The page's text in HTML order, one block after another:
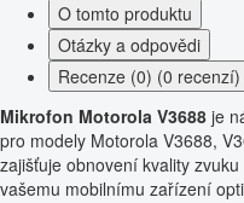
O tomto produktu
Otázky a odpovědi
Recenze (0) (0 recenzí)
Mikrofon Motorola V3688 je
pro modely Motorola V3688,
zajišťuje obnovení kvality
vašemu mobilnímu zařízení